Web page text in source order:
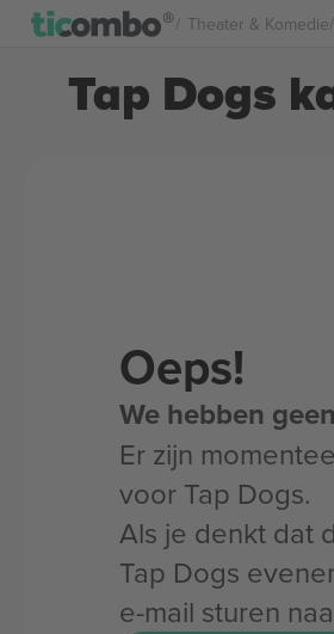
Theater & Komedie
Tap Dogs
Oeps!
We hebben
Er zijn
voor Tap Dogs.
Als je denkt dat
Tap Dogs
e-mail sturen